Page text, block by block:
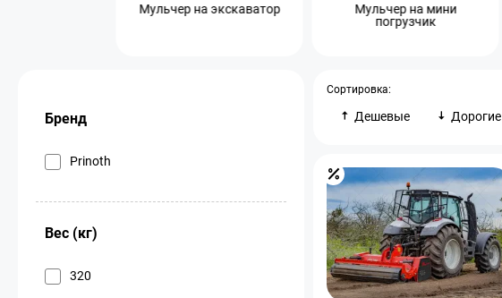
Мульчер на экскаватор
Мульчер на мини
погрузчик
Бренд
Prinoth
Вес (кг)
320
Сортировка:
Дешевые Дорогие